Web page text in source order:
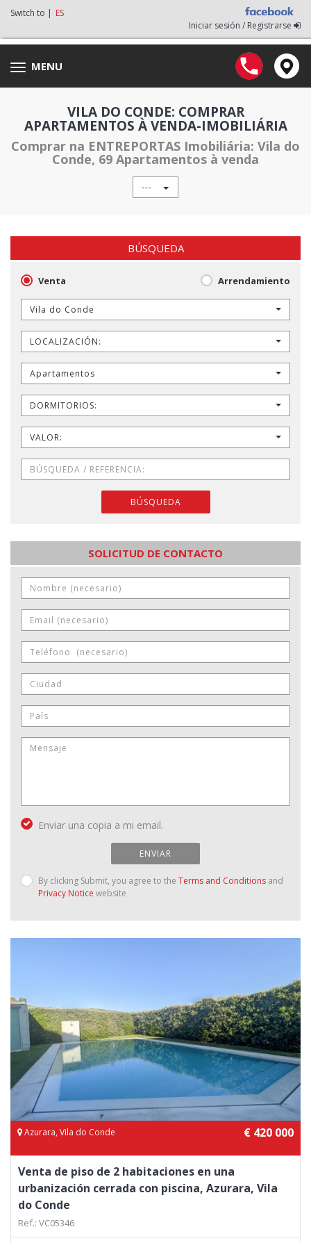
Switch to | ES
Iniciar sesión / Registrarse
Toggle
navigation
MENU
VILA DO CONDE: COMPRAR
APARTAMENTOS À VENDA-IMOBILIÁRIA
Comprar na ENTREPORTAS Imobiliária: Vila do
Conde, 69 Apartamentos à venda
---
BÚSQUEDA
Venta Arrendamiento
Vila do Conde
LOCALIZACIÓN:
Apartamentos
DORMITORIOS:
VALOR:
BÚSQUEDA
SOLICITUD DE CONTACTO
Enviar una copia a mi email.
ENVIAR
By clicking Submit, you agree to the Terms and Conditions and
Privacy Notice website
Azurara, Vila do Conde € 420 000
Venta de piso de 2 habitaciones en una
urbanización cerrada con piscina, Azurara, Vila
do Conde
Ref.: VC05346